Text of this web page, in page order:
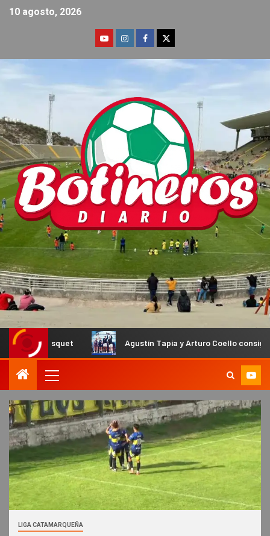
10 agosto, 2026
Agustín Tapia y Arturo Coello consiguieron un
LIGA CATAMARQUEÑA